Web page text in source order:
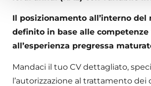
Il posizionamento all’interno del
definito in base alle competenze
all’esperienza pregressa
Mandaci il tuo CV dettagliato,
l’autorizzazione al trattamento dei